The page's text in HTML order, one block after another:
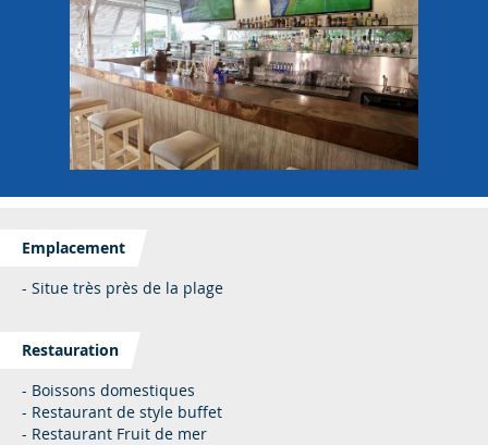
Emplacement
- Situe très près de la plage
Restauration
- Boissons domestiques
- Restaurant de style buffet
- Restaurant Fruit de mer